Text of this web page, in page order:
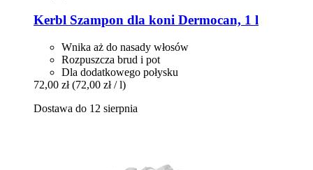
Kerbl Szampon dla koni Dermocan, 1 l
Wnika aż do nasady włosów
Rozpuszcza brud i pot
Dla dodatkowego połysku
72,00 zł (72,00 zł / l)
Dostawa do 12 sierpnia